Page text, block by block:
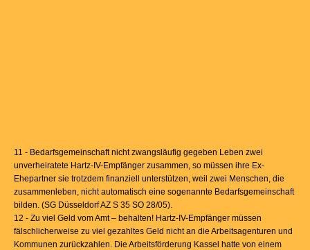
11 - Bedarfsgemeinschaft nicht zwangsläufig gegeben Leben zwei
unverheiratete Hartz-IV-Empfänger zusammen, so müssen ihre Ex-
Ehepartner sie trotzdem finanziell unterstützen, weil zwei Menschen, die
zusammenleben, nicht automatisch eine sogenannte Bedarfsgemeinschaft
bilden. (SG Düsseldorf AZ S 35 SO 28/05).
12 - Zu viel Geld vom Amt – behalten! Hartz-IV-Empfänger müssen
fälschlicherweise zu viel gezahltes Geld nicht an die Arbeitsagenturen und
Kommunen zurückzahlen. Die Arbeitsförderung Kassel hatte von einem